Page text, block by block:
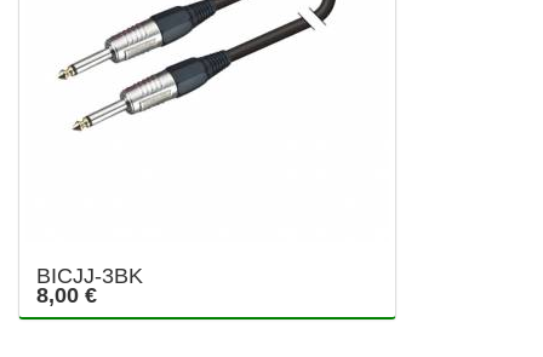
BICJJ-3BK
8,00 €